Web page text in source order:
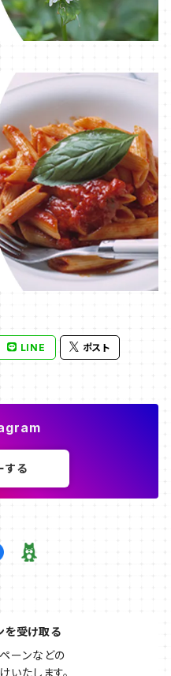
LINE ポスト
する
を受け取る
ーンなどの
いたします。